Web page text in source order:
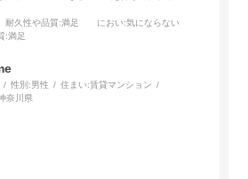
耐久性や品質:満足 におい:気にならない
:満足
性別:男性 住まい:賃貸マンション
奈川県